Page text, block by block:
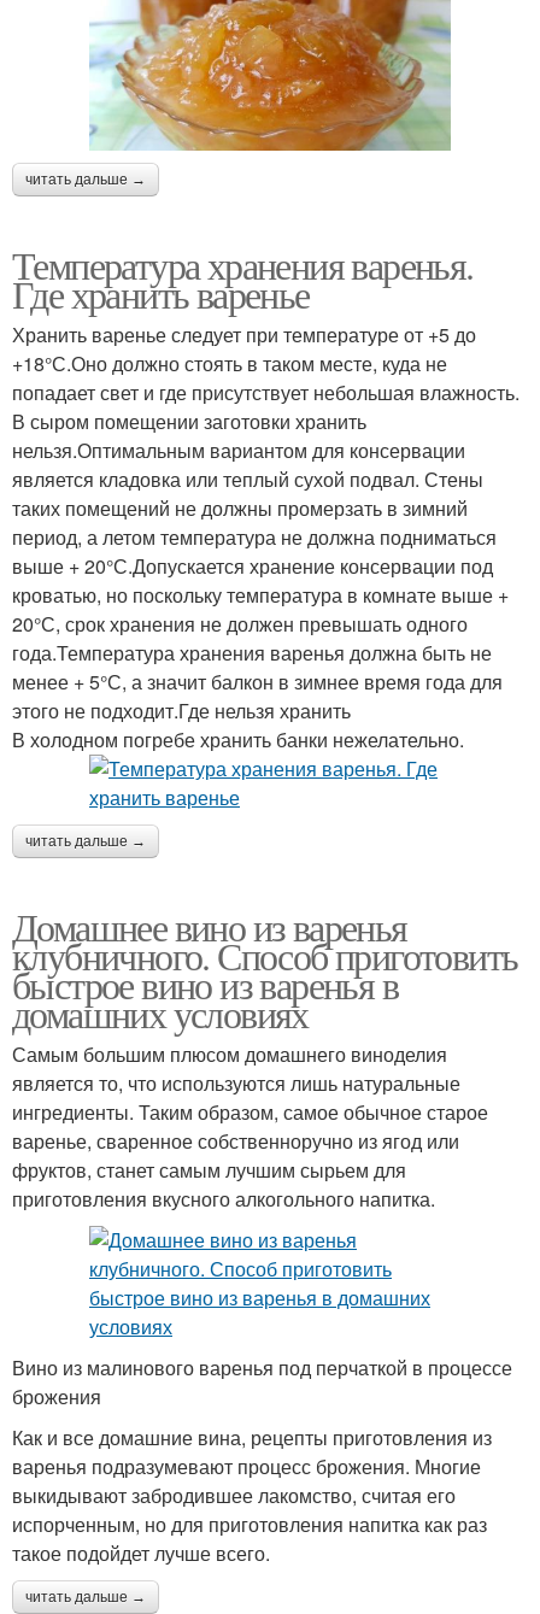
читать дальше →
Температура хранения варенья.
Где хранить варенье
Хранить варенье следует при температуре от +5 до
+18°С.Оно должно стоять в таком месте, куда не
попадает свет и где присутствует небольшая влажность.
В сыром помещении заготовки хранить
нельзя.Оптимальным вариантом для консервации
является кладовка или теплый сухой подвал. Стены
таких помещений не должны промерзать в зимний
период, а летом температура не должна подниматься
выше + 20°С.Допускается хранение консервации под
кроватью, но поскольку температура в комнате выше +
20°С, срок хранения не должен превышать одного
года.Температура хранения варенья должна быть не
менее + 5°С, а значит балкон в зимнее время года для
этого не подходит.Где нельзя хранить
В холодном погребе хранить банки нежелательно.
читать дальше →
Домашнее вино из варенья
клубничного. Способ приготовить
быстрое вино из варенья в
домашних условиях
Самым большим плюсом домашнего виноделия
является то, что используются лишь натуральные
ингредиенты. Таким образом, самое обычное старое
варенье, сваренное собственноручно из ягод или
фруктов, станет самым лучшим сырьем для
приготовления вкусного алкогольного напитка.
Вино из малинового варенья под перчаткой в процессе
брожения
Как и все домашние вина, рецепты приготовления из
варенья подразумевают процесс брожения. Многие
выкидывают забродившее лакомство, считая его
испорченным, но для приготовления напитка как раз
такое подойдет лучше всего.
читать дальше →